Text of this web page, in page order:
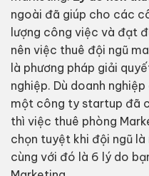
ngoài đã giúp cho các
lượng công việc và đạt
nên việc thuê đội ngũ
là phương pháp giải
nghiệp. Dù doanh
một công ty startup đã
thì việc thuê phòng
chọn tuyệt khi đội ngũ là
cùng với đó là 6 lý do